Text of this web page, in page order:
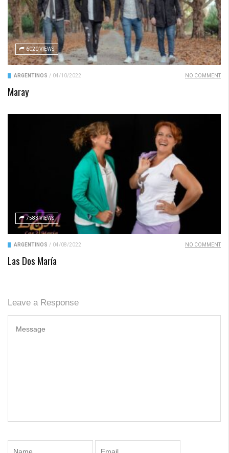
6020 VIEWS
ARGENTINOS / 04/10/2022 NO COMMENT
Maray
7583 VIEWS
ARGENTINOS / 04/08/2022 NO COMMENT
Las Dos María
Leave a Response